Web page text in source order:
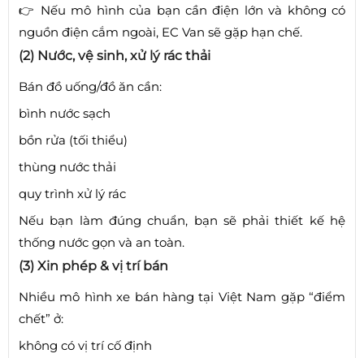
👉 Nếu mô hình của bạn cần điện lớn và không có
nguồn điện cắm ngoài, EC Van sẽ gặp hạn chế.
(2) Nước, vệ sinh, xử lý rác thải
Bán đồ uống/đồ ăn cần:
bình nước sạch
bồn rửa (tối thiểu)
thùng nước thải
quy trình xử lý rác
Nếu bạn làm đúng chuẩn, bạn sẽ phải thiết kế hệ
thống nước gọn và an toàn.
(3) Xin phép & vị trí bán
Nhiều mô hình xe bán hàng tại Việt Nam gặp “điểm
chết” ở:
không có vị trí cố định